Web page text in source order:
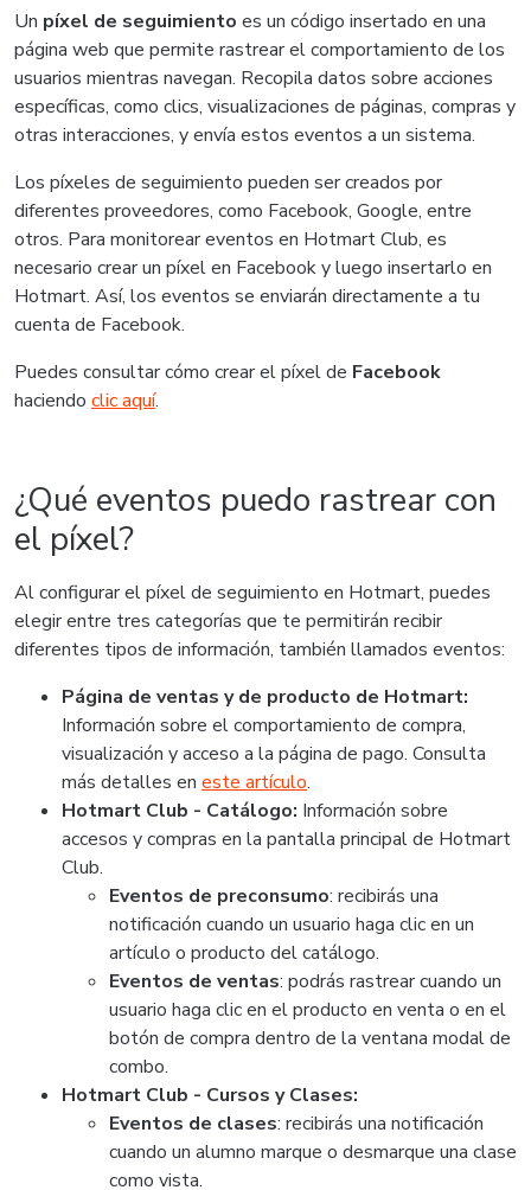
Un píxel de seguimiento es un código insertado en una
página web que permite rastrear el comportamiento de los
usuarios mientras navegan. Recopila datos sobre acciones
específicas, como clics, visualizaciones de páginas, compras y
otras interacciones, y envía estos eventos a un sistema.
Los píxeles de seguimiento pueden ser creados por
diferentes proveedores, como Facebook, Google, entre
otros. Para monitorear eventos en Hotmart Club, es
necesario crear un píxel en Facebook y luego insertarlo en
Hotmart. Así, los eventos se enviarán directamente a tu
cuenta de Facebook.
Puedes consultar cómo crear el píxel de Facebook
haciendo clic aquí.
¿Qué eventos puedo rastrear con
el píxel?
Al configurar el píxel de seguimiento en Hotmart, puedes
elegir entre tres categorías que te permitirán recibir
diferentes tipos de información, también llamados eventos:
Página de ventas y de producto de Hotmart:
Información sobre el comportamiento de compra,
visualización y acceso a la página de pago. Consulta
más detalles en este artículo.
Hotmart Club - Catálogo: Información sobre
accesos y compras en la pantalla principal de Hotmart
Club.
Eventos de preconsumo: recibirás una
notificación cuando un usuario haga clic en un
artículo o producto del catálogo.
Eventos de ventas: podrás rastrear cuando un
usuario haga clic en el producto en venta o en el
botón de compra dentro de la ventana modal de
combo.
Hotmart Club - Cursos y Clases:
Eventos de clases: recibirás una notificación
cuando un alumno marque o desmarque una clase
como vista.